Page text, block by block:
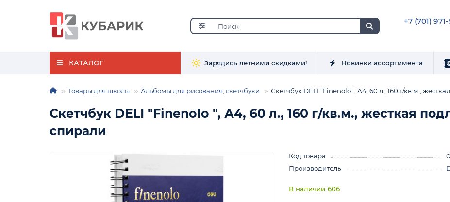
+7 (701)
КАТАЛОГ Зарядись летними скидками! Новинки ассортимента
Товары для школы Альбомы для рисования, скетчбуки Скетчбук DELI "Finenolo ", А4, 60 л., 160 г/кв.м.,
Скетчбук DELI "Finenolo ", А4, 60 л., 160 г/кв.м., жесткая
спирали
Код товара
Производитель
606